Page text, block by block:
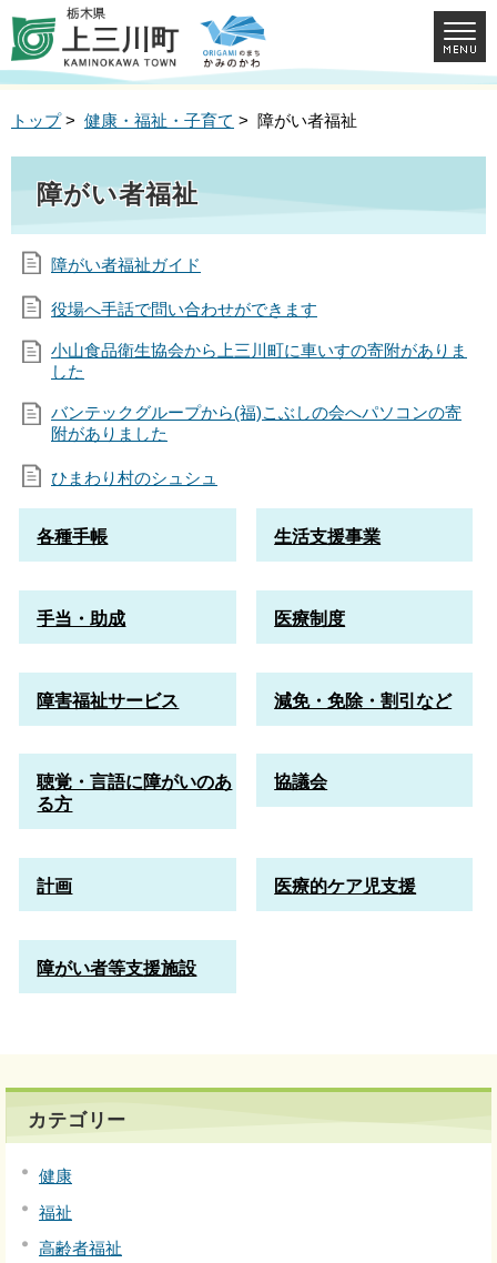
トップ> 健康・福祉・子育て > 障がい者福祉
障がい者福祉
障がい者福祉ガイド
役場へ手話で問い合わせができます
小山食品衛生協会から上三川町に車いすの寄附がありま
した
バンテックグループから(福)こぶしの会へパソコンの寄
附がありました
ひまわり村のシュシュ
各種手帳 生活支援事業
手当・助成 医療制度
障害福祉サービス 減免・免除・割引など
聴覚・言語に障がいのあ
る方
協議会
計画 医療的ケア児支援
障がい者等支援施設
カテゴリー
健康
福祉
高齢者福祉